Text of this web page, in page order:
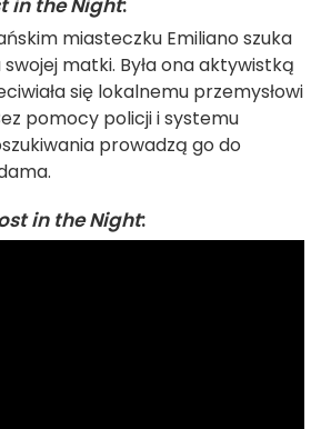
in the Night:
miasteczku Emiliano szuka
matki. Była ona aktywistką
się lokalnemu przemysłowi
pomocy policji i systemu
prowadzą go do
in the Night: